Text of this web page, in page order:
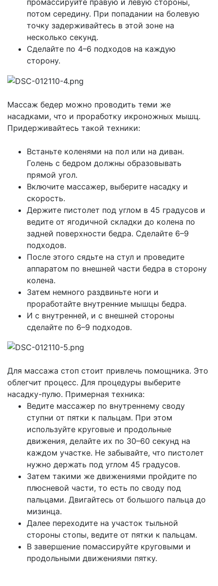
промассируйте правую и левую стороны,
потом середину. При попадании на болевую
точку задерживайтесь в этой зоне на
несколько секунд.
Сделайте по 4–6 подходов на каждую
сторону.
Массаж бедер можно проводить теми же
насадками, что и проработку икроножных мышц.
Придерживайтесь такой техники:
Встаньте коленями на пол или на диван.
Голень с бедром должны образовывать
прямой угол.
Включите массажер, выберите насадку и
скорость.
Держите пистолет под углом в 45 градусов и
ведите от ягодичной складки до колена по
задней поверхности бедра. Сделайте 6–9
подходов.
После этого сядьте на стул и проведите
аппаратом по внешней части бедра в сторону
колена.
Затем немного раздвиньте ноги и
проработайте внутренние мышцы бедра.
И с внутренней, и с внешней стороны
сделайте по 6–9 подходов.
Для массажа стоп стоит привлечь помощника. Это
облегчит процесс. Для процедуры выберите
насадку-пулю. Примерная техника:
Ведите массажер по внутреннему своду
ступни от пятки к пальцам. При этом
используйте круговые и продольные
движения, делайте их по 30–60 секунд на
каждом участке. Не забывайте, что пистолет
нужно держать под углом 45 градусов.
Затем такими же движениями пройдите по
плюсневой части, то есть по своду под
пальцами. Двигайтесь от большого пальца до
мизинца.
Далее переходите на участок тыльной
стороны стопы, ведите от пятки к пальцам.
В завершение помассируйте круговыми и
продольными движениями пятку.